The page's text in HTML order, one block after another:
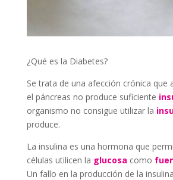
¿Qué es la Diabetes?
Se trata de una afección crónica que
el páncreas no produce suficiente
organismo no consigue utilizar la
produce.
La insulina es una hormona que
células utilicen la glucosa como
Un fallo en la producción de la